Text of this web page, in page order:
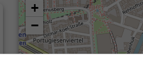
+
−